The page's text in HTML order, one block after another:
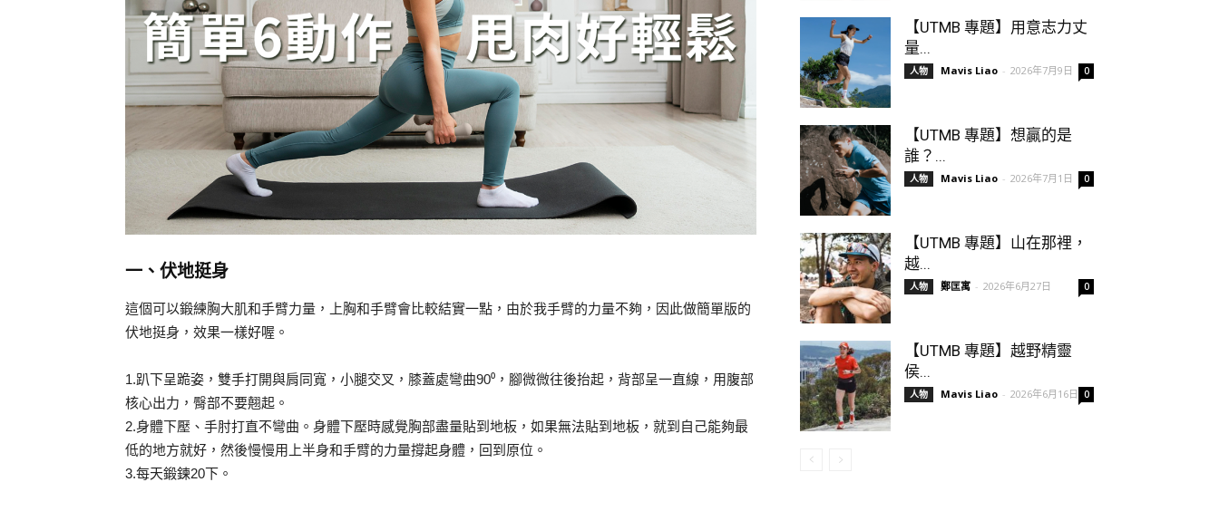
一、伏地挺身
這個可以鍛練胸大肌和手臂力量，上胸和手臂會比較結實一點，由於我手臂的力量不夠，因此做簡單版的
伏地挺身，效果一樣好喔。
1.趴下呈跪姿，雙手打開與肩同寬，小腿交叉，膝蓋處彎曲90⁰，腳微微往後抬起，背部呈一直線，用腹部
核心出力，臀部不要翹起。
2.身體下壓、手肘打直不彎曲。身體下壓時感覺胸部盡量貼到地板，如果無法貼到地板，就到自己能夠最
低的地方就好，然後慢慢用上半身和手臂的力量撐起身體，回到原位。
3.每天鍛鍊20下。
【UTMB 專題】用意志力丈
量...
人物 Mavis Liao - 2026年7月9日 0
【UTMB 專題】想贏的是
誰？...
人物 Mavis Liao - 2026年7月1日 0
【UTMB 專題】山在那裡，
越...
人物 鄭匡寓 - 2026年6月27日 0
【UTMB 專題】越野精靈
侯...
人物 Mavis Liao - 2026年6月16日 0